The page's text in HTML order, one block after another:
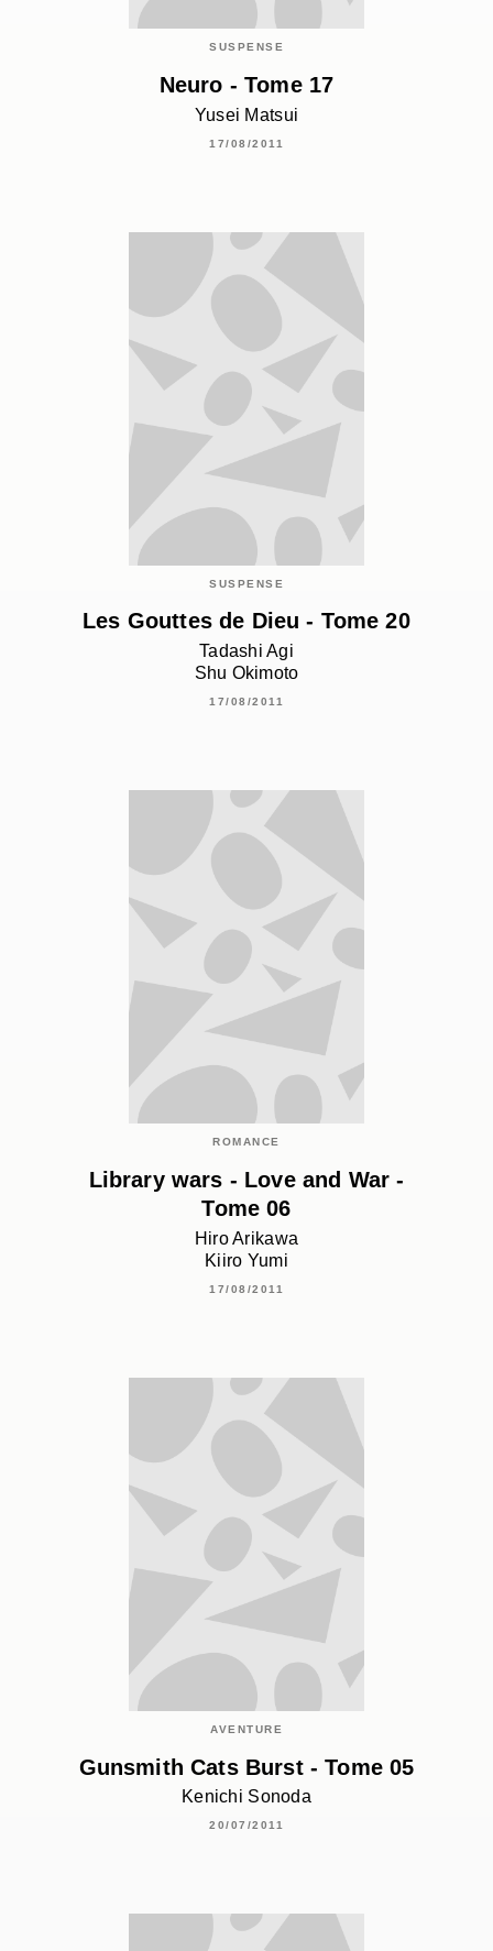
SUSPENSE
Neuro - Tome 17
Yusei Matsui
17/08/2011
SUSPENSE
Les Gouttes de Dieu - Tome 20
Tadashi Agi
Shu Okimoto
17/08/2011
ROMANCE
Library wars - Love and War -
Tome 06
Hiro Arikawa
Kiiro Yumi
17/08/2011
AVENTURE
Gunsmith Cats Burst - Tome 05
Kenichi Sonoda
20/07/2011